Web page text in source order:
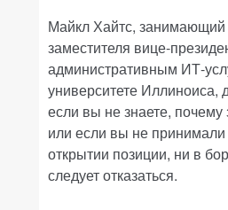
Майкл Хайтс, занимающий
заместителя вице-
административным ИТ-
университете Иллиноиса,
если вы не знаете, почему
или если вы не принимали
открытии позиции, ни в
следует отказаться.